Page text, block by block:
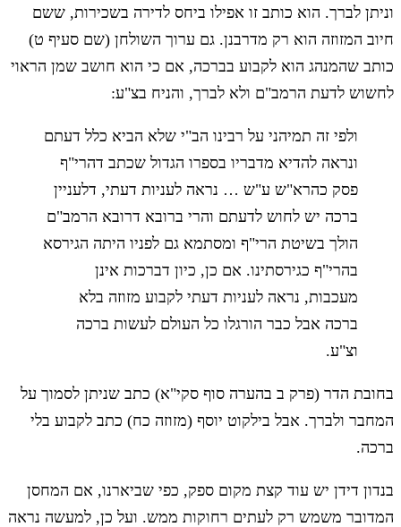
וניתן לברך. הוא כותב זו אפילו ביחס לדירה בשכירות, ששם
חיוב המזוזה הוא רק מדרבנן. גם ערוך השולחן (שם סעיף ט)
כותב שהמנהג הוא לקבוע בברכה, אם כי הוא חושב שמן הראוי
לחשוש לדעת הרמב"ם ולא לברך, והניח בצ"ע:
ולפי זה תמיהני על רבינו הב"י שלא הביא כלל דעתם
ונראה להדיא מדבריו בספרו הגדול שכתב דהרי"ף
פסק כהרא"ש ע"ש … נראה לעניות דעתי, דלעניין
ברכה יש לחוש לדעתם והרי ברובא דרובא הרמב"ם
הולך בשיטת הרי"ף ומסתמא גם לפניו היתה הגירסא
בהרי"ף כגירסתינו. אם כן, כיון דברכות אינן
מעכבות, נראה לעניות דעתי לקבוע מזוזה בלא
ברכה אבל כבר הורגלו כל העולם לעשות ברכה
וצ"ע.
בחובת הדר (פרק ב בהערה סוף סקי"א) כתב שניתן לסמוך על
המחבר ולברך. אבל בילקוט יוסף (מזוזה כח) כתב לקבוע בלי
ברכה.
בנדון דידן יש עוד קצת מקום ספק, כפי שביארנו, אם המחסן
המדובר משמש רק לעתים רחוקות ממש. ועל כן, למעשה נראה